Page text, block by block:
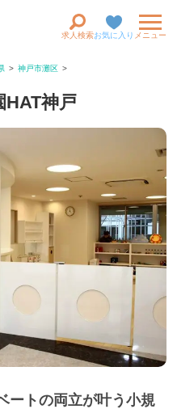
求人検索お気に入り メニュー
神戸市灘区
HAT神戸
ートの両立が叶う小規